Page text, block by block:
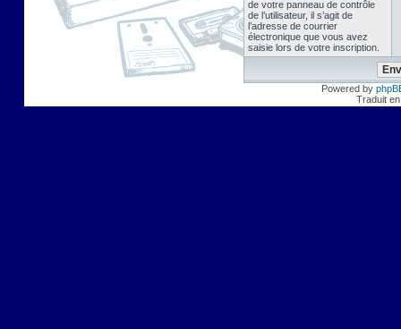
de votre panneau de contrôle
de l’utilisateur, il s’agit de
l’adresse de courrier
électronique que vous avez
saisie lors de votre inscription.
Powered by
Traduit